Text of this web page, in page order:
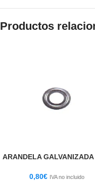
Productos
ARANDELA
0,80€ IVA no incluido